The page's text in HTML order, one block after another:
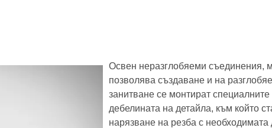
Освен неразглобяеми съединения,
позволява създаване и на
занитване се монтират
дебелината на детайла, към който
нарязване на резба с